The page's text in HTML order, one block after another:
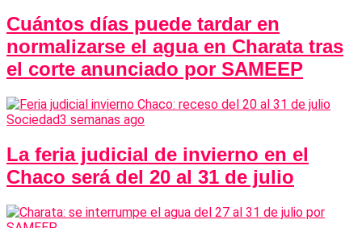
Cuántos días puede tardar en
normalizarse el agua en Charata tras
el corte anunciado por SAMEEP
Sociedad3 semanas ago
La feria judicial de invierno en el
Chaco será del 20 al 31 de julio